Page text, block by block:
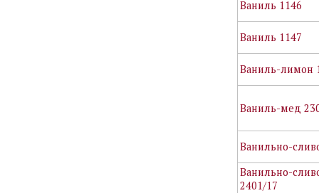
Ваниль 1146
Ваниль 1147
Ваниль-лимон
Ваниль-мед
Ванильно-
Ванильно-
2401/17